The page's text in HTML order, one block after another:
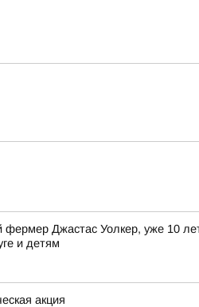
Джастас Уолкер, уже 10
и детям
акция